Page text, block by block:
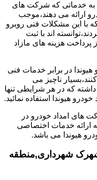
به خدماتی که شرکت های
ارائه می دهند،موجب
با این مشکلات فنی روبرو
اند با ثبت
پرداخت هزینه های مازاد
در برابر خدمات فنی
ناچیز می
که در هر شرایطی تنها
هیوندا استفاده نمائید.
های امداد خودرو در
ارائه خدمات اختصاصی
هیوندا می باشد.
شهرداری,منطقه